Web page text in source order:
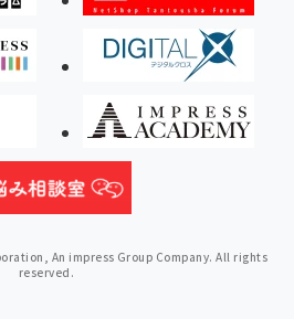
An impress Group Company. All rights
reserved.